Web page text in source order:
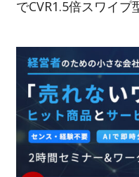
でCVR1.5倍スワイ